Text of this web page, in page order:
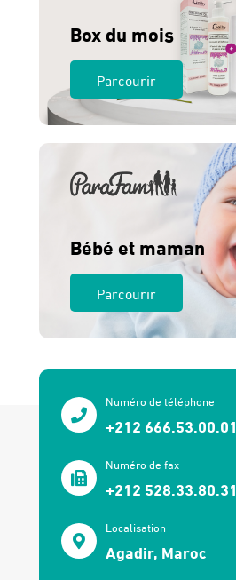
Box du mois
Parcourir
Bébé et maman
Parcourir
Numéro de téléphone
+212 666.53.00.01
Numéro de fax
+212 528.33.80.31
Localisation
Agadir, Maroc